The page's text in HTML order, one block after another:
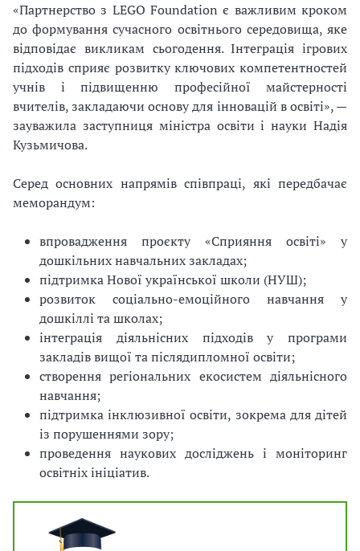
«Партнерство з LEGO Foundation є важливим кроком
до формування сучасного освітнього середовища, яке
відповідає викликам сьогодення. Інтеграція ігрових
підходів сприяє розвитку ключових компетентностей
учнів і підвищенню професійної майстерності
вчителів, закладаючи основу для інновацій в освіті», —
зауважила заступниця міністра освіти і науки Надія
Кузьмичова.
Серед основних напрямів співпраці, які передбачає
меморандум:
впровадження проєкту «Сприяння освіті» у
дошкільних навчальних закладах;
підтримка Нової української школи (НУШ);
розвиток соціально-емоційного навчання у
дошкіллі та школах;
інтеграція діяльнісних підходів у програми
закладів вищої та післядипломної освіти;
створення регіональних екосистем діяльнісного
навчання;
підтримка інклюзивної освіти, зокрема для дітей
із порушеннями зору;
проведення наукових досліджень і моніторинг
освітніх ініціатив.